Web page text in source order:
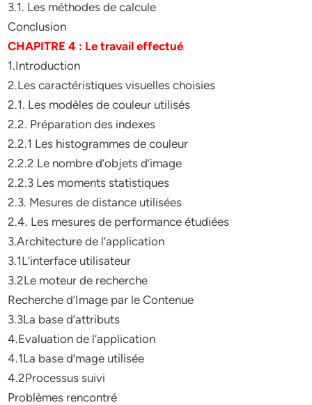
3.1. Les méthodes de calcule
Conclusion
CHAPITRE 4 : Le travail effectué
1.Introduction
2.Les caractéristiques visuelles choisies
2.1. Les modèles de couleur utilisés
2.2. Préparation des indexes
2.2.1 Les histogrammes de couleur
2.2.2 Le nombre d’objets d’image
2.2.3 Les moments statistiques
2.3. Mesures de distance utilisées
2.4. Les mesures de performance étudiées
3.Architecture de l’application
3.1L’interface utilisateur
3.2Le moteur de recherche
Recherche d’Image par le Contenue
3.3La base d’attributs
4.Evaluation de l’application
4.1La base d’mage utilisée
4.2Processus suivi
Problèmes rencontré